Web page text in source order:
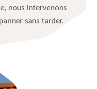
nous intervenons
sans tarder.